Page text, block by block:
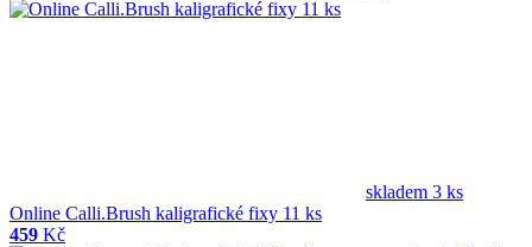
skladem 3 ks
Online Calli.Brush kaligrafické fixy 11 ks
459 Kč